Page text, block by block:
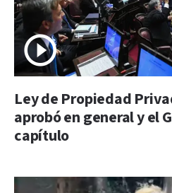
Ley de Propiedad
aprobó en general y el
capítulo